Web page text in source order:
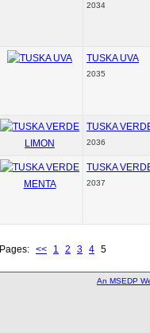
2034
TUSKA UVA
2035
TUSKA
2036
TUSKA
2037
Pages: << 1 2 3 4 5
An MSEDP